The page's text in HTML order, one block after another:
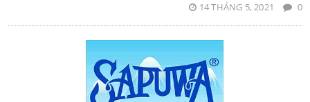
14 THÁNG 5, 2021
0